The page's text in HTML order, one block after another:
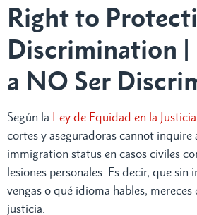
Right to
Discrimination |
a NO Ser
Según la Ley de Equidad en la
cortes y aseguradoras cannot inquire
immigration status en casos civiles
lesiones personales. Es decir, que
vengas o qué idioma hables,
justicia.